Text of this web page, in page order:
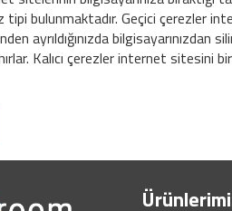
tipi bulunmaktadır. Geçici çerezler
ayrıldığınızda
Kalıcı çerezler internet